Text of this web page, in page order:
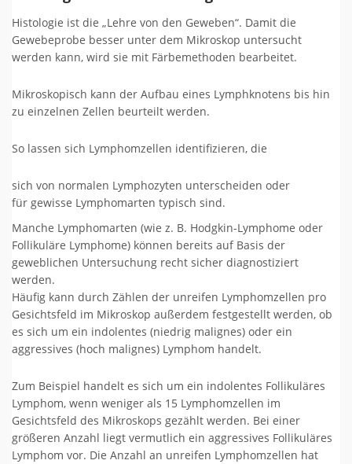
Histologie ist die „Lehre von den Geweben“. Damit die
Gewebeprobe besser unter dem Mikroskop untersucht
werden kann, wird sie mit Färbemethoden bearbeitet.
Mikroskopisch kann der Aufbau eines Lymphknotens bis hin
zu einzelnen Zellen beurteilt werden.
So lassen sich Lymphomzellen identifizieren, die
sich von normalen Lymphozyten unterscheiden oder
für gewisse Lymphomarten typisch sind.
Manche Lymphomarten (wie z. B. Hodgkin-Lymphome oder
Follikuläre Lymphome) können bereits auf Basis der
geweblichen Untersuchung recht sicher diagnostiziert
werden.
Häufig kann durch Zählen der unreifen Lymphomzellen pro
Gesichtsfeld im Mikroskop außerdem festgestellt werden, ob
es sich um ein indolentes (niedrig malignes) oder ein
aggressives (hoch malignes) Lymphom handelt.
Zum Beispiel handelt es sich um ein indolentes Follikuläres
Lymphom, wenn weniger als 15 Lymphomzellen im
Gesichtsfeld des Mikroskops gezählt werden. Bei einer
größeren Anzahl liegt vermutlich ein aggressives Follikuläres
Lymphom vor. Die Anzahl an unreifen Lymphomzellen hat